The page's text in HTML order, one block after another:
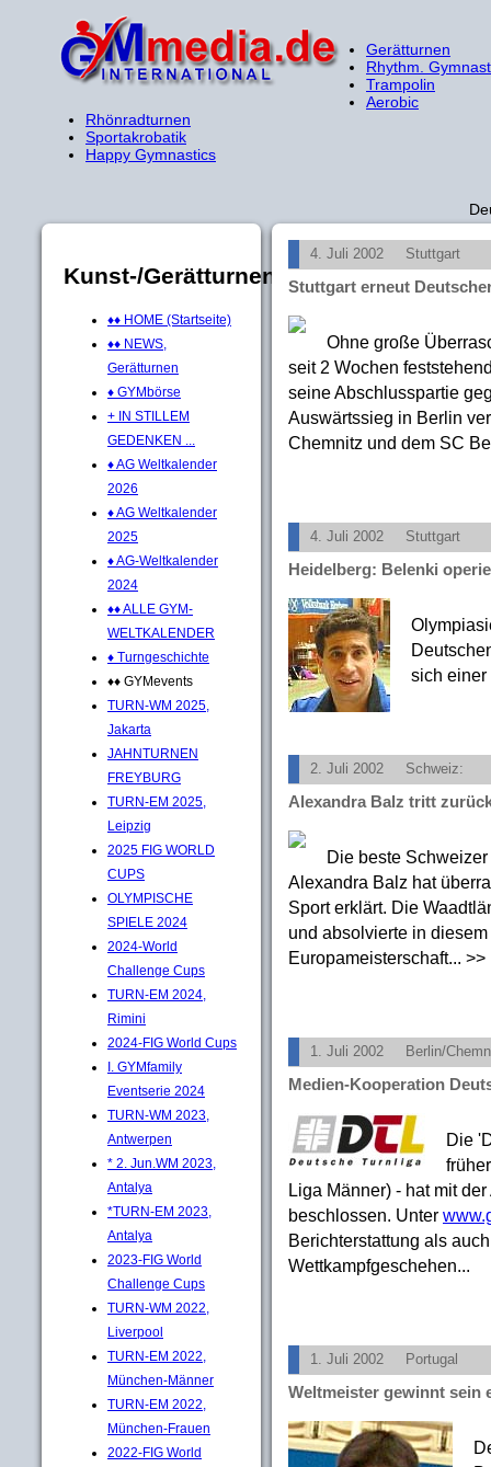
Gerätturnen
Rhythm.
Trampolin
Aerobic
Rhönradturnen
Sportakrobatik
Happy Gymnastics
Kunst-/Gerätturnen
♦♦ HOME (Startseite)
♦♦ NEWS,
Gerätturnen
♦ GYMbörse
+ IN STILLEM
GEDENKEN ...
♦ AG Weltkalender
2026
♦ AG Weltkalender
2025
♦ AG-Weltkalender
2024
♦♦ ALLE GYM-
WELTKALENDER
♦ Turngeschichte
♦♦ GYMevents
TURN-WM 2025,
Jakarta
JAHNTURNEN
FREYBURG
TURN-EM 2025,
Leipzig
2025 FIG WORLD
CUPS
OLYMPISCHE
SPIELE 2024
2024-World
Challenge Cups
TURN-EM 2024,
Rimini
2024-FIG World Cups
I. GYMfamily
Eventserie 2024
TURN-WM 2023,
Antwerpen
* 2. Jun.WM 2023,
Antalya
*TURN-EM 2023,
Antalya
2023-FIG World
Challenge Cups
TURN-WM 2022,
Liverpool
TURN-EM 2022,
München-Männer
TURN-EM 2022,
München-Frauen
2022-FIG World
4. Juli 2002 Stuttgart
Stuttgart erneut
Ohne große
seit 2 Wochen
seine Abschlusspartie
Auswärtssieg in Berlin
Chemnitz und dem SC
4. Juli 2002 Stuttgart
Heidelberg: Belenki
sich einer
2. Juli 2002 Schweiz:
Alexandra Balz tritt
Die beste
Alexandra Balz hat
Sport erklärt. Die
und absolvierte in
Europameisterschaft... >>
1. Juli 2002 Berlin/
Medien-Kooperation
Die
Liga Männer) - hat mit
beschlossen. Unter
Berichterstattung als
Wettkampfgeschehen...
1. Juli 2002 Portugal
Weltmeister gewinnt sein